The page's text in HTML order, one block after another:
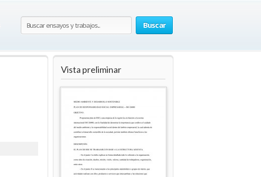
Buscar
Vista preliminar